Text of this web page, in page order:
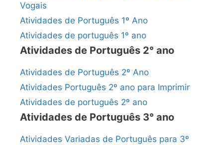
Vogais
Atividades de Português 1º Ano
Atividades de português 1º ano
Atividades de Português 2° ano
Atividades de Português 2º Ano
Atividades Português 2º ano para Imprimir
Atividades de português 2º ano
Atividades de Português 3° ano
Atividades Variadas de Português para 3º